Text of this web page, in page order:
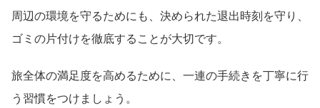
周辺の環境を守るためにも、決められた退出時刻を守り、
ゴミの片付けを徹底することが大切です。
旅全体の満足度を高めるために、一連の手続きを丁寧に行
う習慣をつけましょう。